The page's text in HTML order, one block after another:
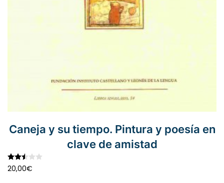
Caneja y su tiempo. Pintura y poesía en
clave de amistad
20,00€